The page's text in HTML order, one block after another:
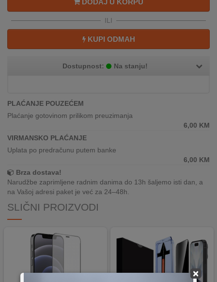
KUPOVINA
RATE
NAMA
KATALOZI
KUPITI?
KUPOVINA
IZ
OZNAKE
ENERGETSKE
UČINKOVITOSTI
×
DODAJ U KORPU
ILI
KUPI ODMAH
Dostupnost: Na stanju!
PLAĆANJE POUZEĆEM
Plaćanje gotovinom prilikom preuzimanja
6,00 KM
VIRMANSKO PLAĆANJE
Uplata po predračunu putem banke
6,00 KM
Brza dostava!
Narudžbe zaprimljene radnim danima do 13h šaljemo isti dan, a
na Vašoj adresi paket je već za 24–48h.
SLIČNI PROIZVODI